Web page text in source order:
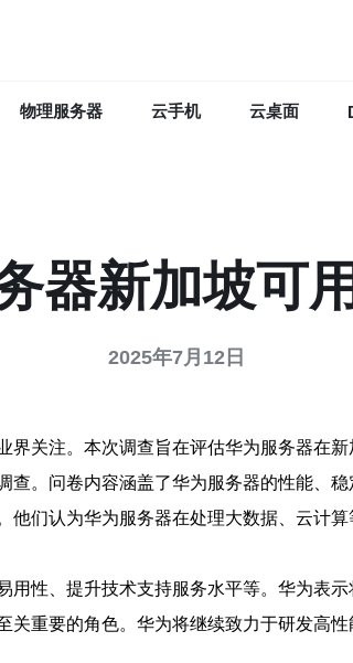
物理服务器 云手机 云桌面
器新加坡可
2025年7月12日
关注。本次调查旨在评估华为服务器在
。问卷内容涵盖了华为服务器的性能、
们认为华为服务器在处理大数据、云计
性、提升技术支持服务水平等。华为表
重要的角色。华为将继续致力于研发高